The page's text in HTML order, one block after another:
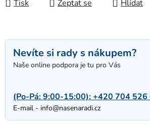
Tisk Zeptat se Hlídat
Nevíte si rady s nákupem?
Naše online podpora je tu pro Vás
(Po-Pá: 9:00-15:00):+420 704 526
E-mail - info@nasenaradi.cz